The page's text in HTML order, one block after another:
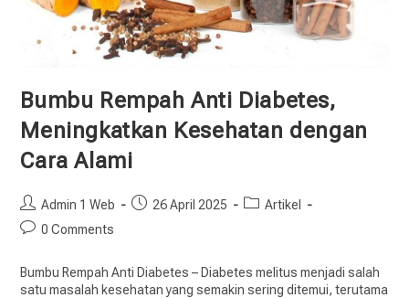
Bumbu Rempah Anti Diabetes,
Meningkatkan Kesehatan dengan
Cara Alami
Admin 1 Web 26 April 2025
Artikel
0 Comments
Bumbu Rempah Anti Diabetes – Diabetes melitus menjadi salah
satu masalah kesehatan yang semakin sering ditemui, terutama